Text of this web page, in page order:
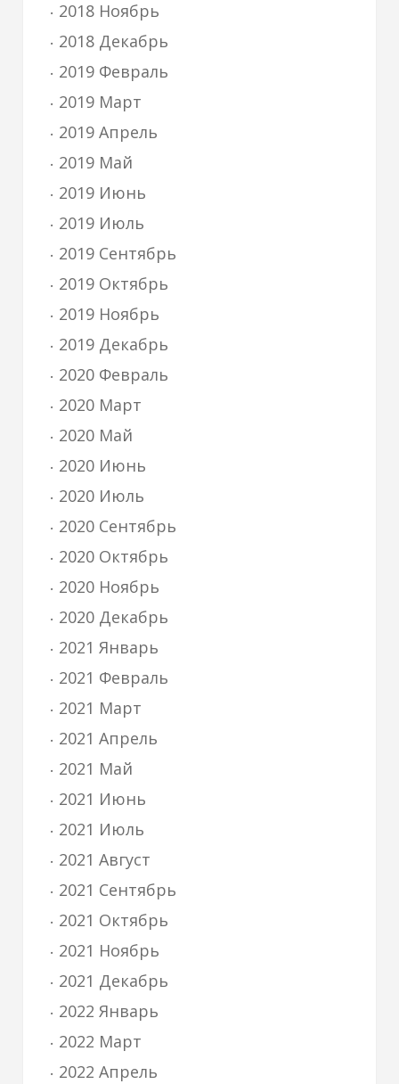
2018 Ноябрь
2018 Декабрь
2019 Февраль
2019 Март
2019 Апрель
2019 Май
2019 Июнь
2019 Июль
2019 Сентябрь
2019 Октябрь
2019 Ноябрь
2019 Декабрь
2020 Февраль
2020 Март
2020 Май
2020 Июнь
2020 Июль
2020 Сентябрь
2020 Октябрь
2020 Ноябрь
2020 Декабрь
2021 Январь
2021 Февраль
2021 Март
2021 Апрель
2021 Май
2021 Июнь
2021 Июль
2021 Август
2021 Сентябрь
2021 Октябрь
2021 Ноябрь
2021 Декабрь
2022 Январь
2022 Март
2022 Апрель